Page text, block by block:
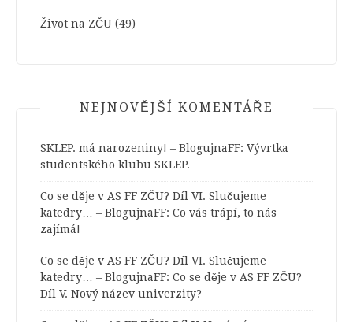
Život na ZČU (49)
NEJNOVĚJŠÍ KOMENTÁŘE
SKLEP. má narozeniny! – BlogujnaFF: Vývrtka
studentského klubu SKLEP.
Co se děje v AS FF ZČU? Díl VI. Slučujeme
katedry… – BlogujnaFF: Co vás trápí, to nás
zajímá!
Co se děje v AS FF ZČU? Díl VI. Slučujeme
katedry… – BlogujnaFF: Co se děje v AS FF ZČU?
Díl V. Nový název univerzity?